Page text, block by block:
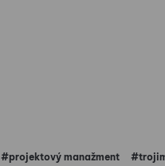
#projektový manažment